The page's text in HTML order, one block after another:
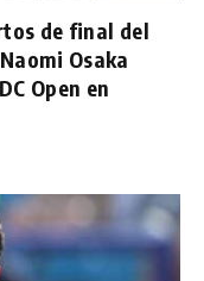
de final del
Osaka
Open en